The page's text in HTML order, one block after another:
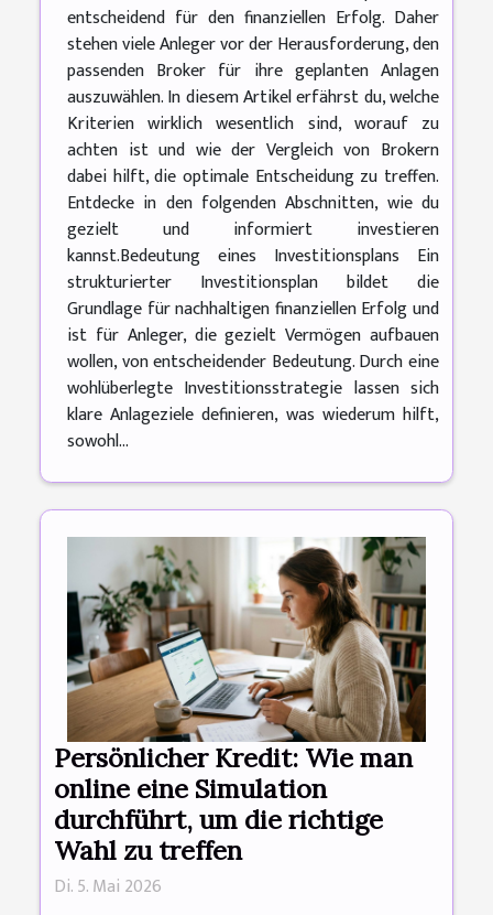
entscheidend für den finanziellen Erfolg. Daher
stehen viele Anleger vor der Herausforderung, den
passenden Broker für ihre geplanten Anlagen
auszuwählen. In diesem Artikel erfährst du, welche
Kriterien wirklich wesentlich sind, worauf zu
achten ist und wie der Vergleich von Brokern
dabei hilft, die optimale Entscheidung zu treffen.
Entdecke in den folgenden Abschnitten, wie du
gezielt und informiert investieren
kannst.Bedeutung eines Investitionsplans Ein
strukturierter Investitionsplan bildet die
Grundlage für nachhaltigen finanziellen Erfolg und
ist für Anleger, die gezielt Vermögen aufbauen
wollen, von entscheidender Bedeutung. Durch eine
wohlüberlegte Investitionsstrategie lassen sich
klare Anlageziele definieren, was wiederum hilft,
sowohl...
Persönlicher Kredit: Wie man
online eine Simulation
durchführt, um die richtige
Wahl zu treffen
Di. 5. Mai 2026